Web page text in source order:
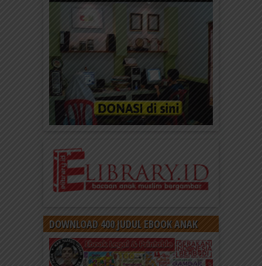
Ebook Sama atau Berbeda 3
Baca dan download Ebook Sama atau Berbeda
untuk mengenal perbedaan dan persamaan kupu-
DOWNLOAD 400 JUDUL EBOOK ANAK